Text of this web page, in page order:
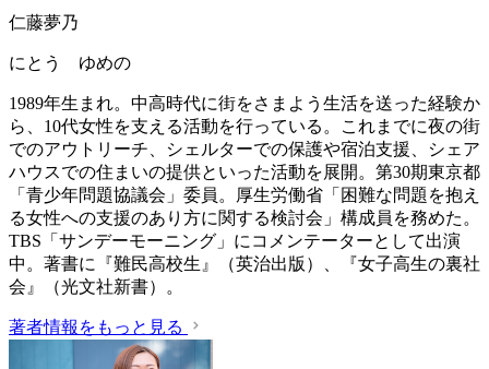
仁藤夢乃
にとう ゆめの
1989年生まれ。中高時代に街をさまよう生活を送った経験か
ら、10代女性を支える活動を行っている。これまでに夜の街
でのアウトリーチ、シェルターでの保護や宿泊支援、シェア
ハウスでの住まいの提供といった活動を展開。第30期東京都
「青少年問題協議会」委員。厚生労働省「困難な問題を抱え
る女性への支援のあり方に関する検討会」構成員を務めた。
TBS「サンデーモーニング」にコメンテーターとして出演
中。著書に『難民高校生』（英治出版）、『女子高生の裏社
会』（光文社新書）。
著者情報をもっと見る